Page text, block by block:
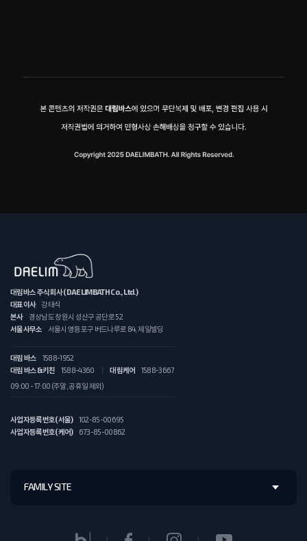
대림바스 주식회사 (DAELIMBATH Co., Ltd.)
대표이사
강태식
본사
경상남도 창원시 성산구 공단로 52
서울사무소
서울시 영등포구 버드나루로 84, 제일빌딩
대림 바스
1588-1952
대림 바스&키친
1588-4360 대림케어
1588-3667
09:00 - 17:00 (주말, 공휴일 제외)
사업자등록번호(서울)
102-85-00695
사업자등록번호(케어)
673-85-00862
FAMILY SITE